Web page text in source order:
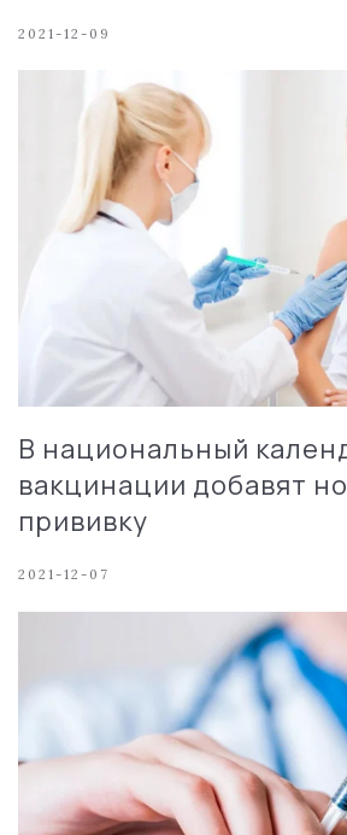
2021-12-09
В национальный
вакцинации добавят
прививку
2021-12-07